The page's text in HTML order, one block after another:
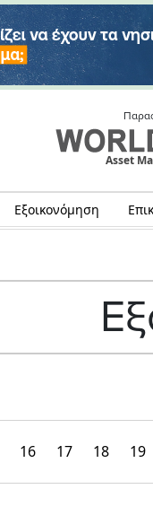
Asset
Εξοικονόμηση
16 17 18 19